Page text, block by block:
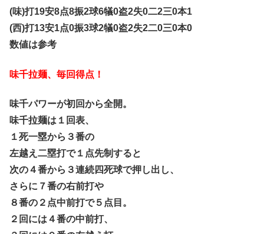
(味)打19安8点8振2球6犠0盗2失0二2三0本1
(西)打13安1点0振3球2犠0盗2失2二0三0本0
数値は参考
味千拉麺、毎回得点！
味千パワーが初回から全開。
味千拉麺は１回表、
１死一塁から３番の
左越え二塁打で１点先制すると
次の４番から３連続四死球で押し出し、
さらに７番の右前打や
８番の２点中前打で５点目。
２回には４番の中前打、